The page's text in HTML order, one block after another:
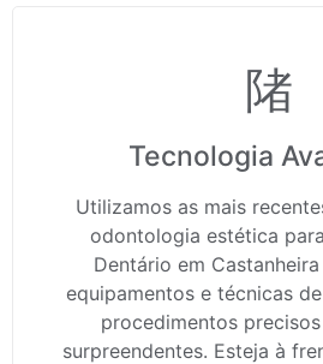
Tecnologia
Utilizamos as mais
odontologia estética
Dentário em
equipamentos e técnicas
procedimentos
surpreendentes. Esteja à